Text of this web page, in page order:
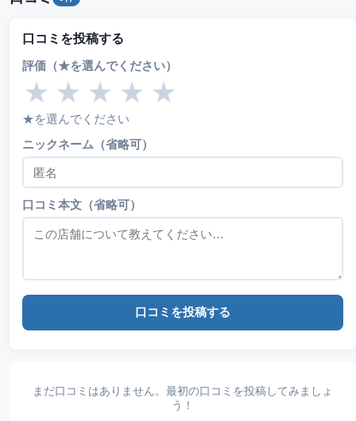
口コミを投稿する
評価（★を選んでください）
★ ★ ★ ★ ★
★を選んでください
ニックネーム（省略可）
口コミ本文（省略可）
口コミを投稿する
まだ口コミはありません。最初の口コミを投稿してみましょ
う！